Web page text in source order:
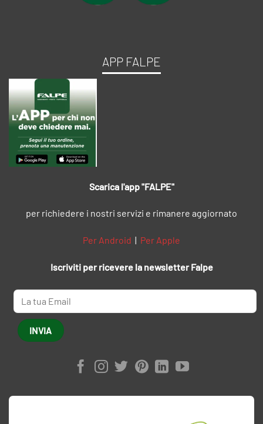
APP FALPE
Scarica l'app "FALPE"
per richiedere i nostri servizi e rimanere aggiornato
Per Android | Per Apple
Iscriviti per ricevere la newsletter Falpe